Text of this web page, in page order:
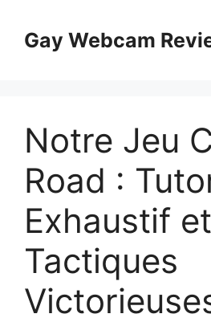
contentGay Webcam
Notre Jeu
Road :
Exhaustif et
Tactiques